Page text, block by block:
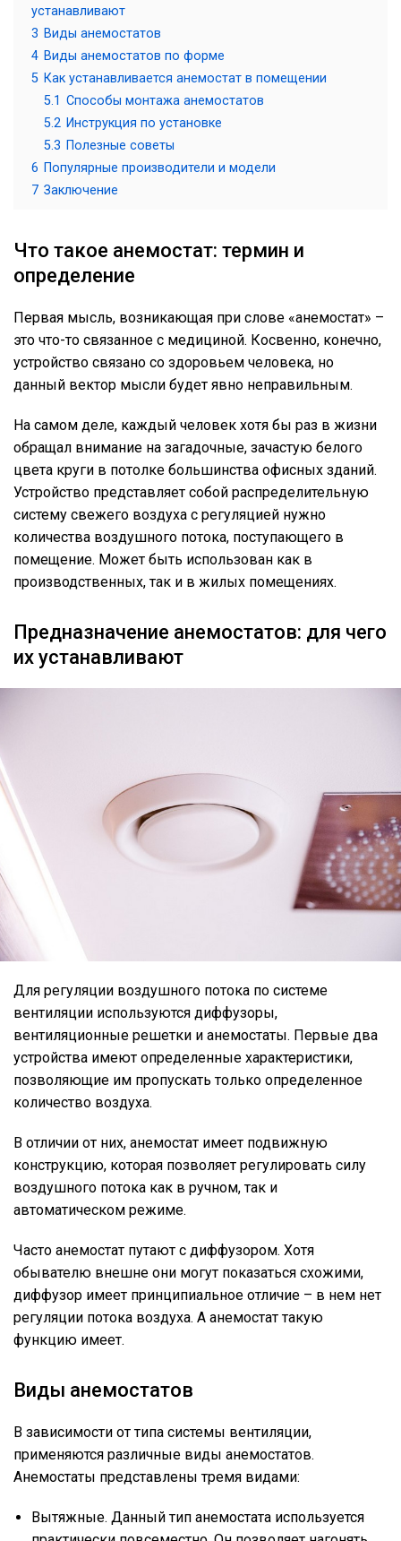
устанавливают
3 Виды анемостатов
4 Виды анемостатов по форме
5 Как устанавливается анемостат в помещении
5.1 Способы монтажа анемостатов
5.2 Инструкция по установке
5.3 Полезные советы
6 Популярные производители и модели
7 Заключение
Что такое анемостат: термин и
определение
Первая мысль, возникающая при слове «анемостат» –
это что-то связанное с медициной. Косвенно, конечно,
устройство связано со здоровьем человека, но
данный вектор мысли будет явно неправильным.
На самом деле, каждый человек хотя бы раз в жизни
обращал внимание на загадочные, зачастую белого
цвета круги в потолке большинства офисных зданий.
Устройство представляет собой распределительную
систему свежего воздуха с регуляцией нужно
количества воздушного потока, поступающего в
помещение. Может быть использован как в
производственных, так и в жилых помещениях.
Предназначение анемостатов: для чего
их устанавливают
Для регуляции воздушного потока по системе
вентиляции используются диффузоры,
вентиляционные решетки и анемостаты. Первые два
устройства имеют определенные характеристики,
позволяющие им пропускать только определенное
количество воздуха.
В отличии от них, анемостат имеет подвижную
конструкцию, которая позволяет регулировать силу
воздушного потока как в ручном, так и
автоматическом режиме.
Часто анемостат путают с диффузором. Хотя
обывателю внешне они могут показаться схожими,
диффузор имеет принципиальное отличие – в нем нет
регуляции потока воздуха. А анемостат такую
функцию имеет.
Виды анемостатов
В зависимости от типа системы вентиляции,
применяются различные виды анемостатов.
Анемостаты представлены тремя видами:
Вытяжные. Данный тип анемостата используется